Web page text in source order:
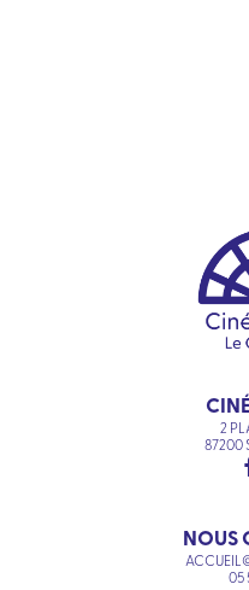
2
87200
NOUS
05